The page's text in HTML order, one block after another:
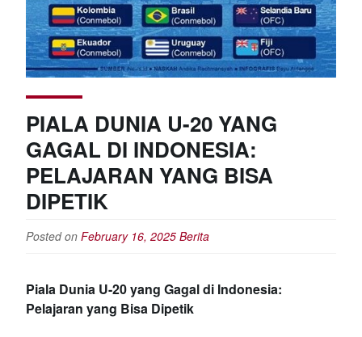
PIALA DUNIA U-20 YANG
GAGAL DI INDONESIA:
PELAJARAN YANG BISA
DIPETIK
Posted on February 16, 2025 Berita
Piala Dunia U-20 yang Gagal di Indonesia:
Pelajaran yang Bisa Dipetik